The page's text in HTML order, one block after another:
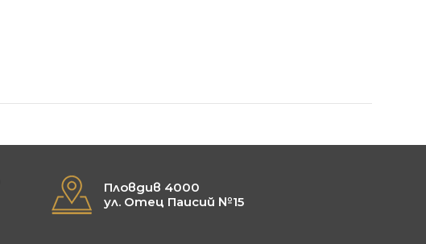
Пловдив 4000
ул. Отец Паисий №15